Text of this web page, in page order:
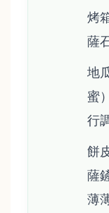
烤
薩
地
蜜
行
餅
薩
薄